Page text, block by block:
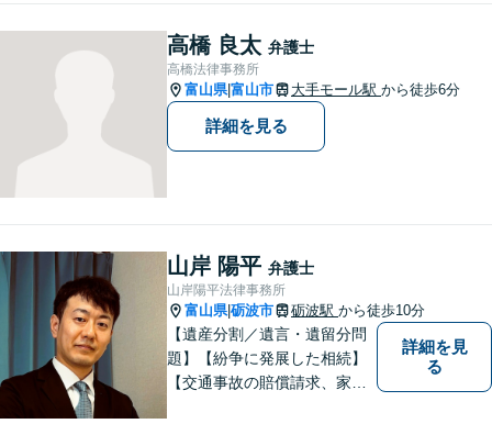
したことでも、ぜひお気軽に
ご相談ください。平日夜間相
談OK！【複数弁護士在籍】
高橋 良太 弁護士
高橋法律事務所
富山県|富山市 大手モール駅 から徒歩6分
詳細を見る
山岸 陽平 弁護士
山岸陽平法律事務所
富山県|砺波市 砺波駅 から徒歩10分
【遺産分割／遺言・遺留分問
題】【紛争に発展した相続】
【交通事故の賠償請求、家族
詳細を見
る